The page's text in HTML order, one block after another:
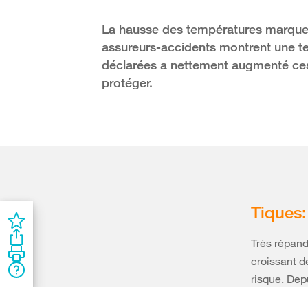
La hausse des températures
assureurs-accidents montrent une
déclarées a nettement augmenté
protéger.
Très
croissant
risque.